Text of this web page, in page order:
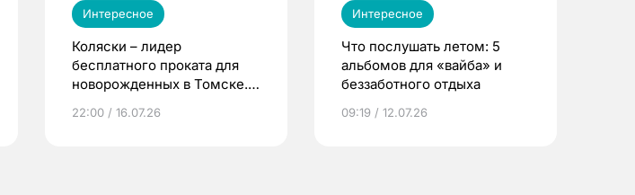
Интересное
Коляски – лидер
бесплатного проката для
новорожденных в Томске.
22:00 / 16.07.26
Интересное
Что послушать летом: 5
альбомов для «вайба» и
беззаботного отдыха
09:19 / 12.07.26